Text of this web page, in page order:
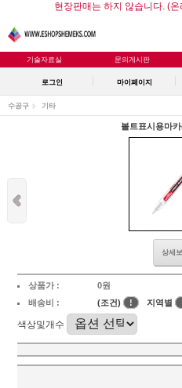
현장판매는 하지 않습니다. (
기술자료실 문의게시판
로그인 마이페이지
수공구 기타
볼트표시용마
상세보
상품가 :
0원
배송비 :
(조건) ! 지역별
색상및개수